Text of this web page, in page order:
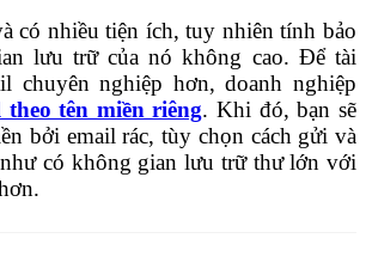
có nhiều tiện ích, tuy nhiên tính bảo
lưu trữ của nó không cao. Để tài
chuyên nghiệp hơn, doanh nghiệp
theo tên miền riêng. Khi đó, bạn sẽ
bởi email rác, tùy chọn cách gửi và
có không gian lưu trữ thư lớn với